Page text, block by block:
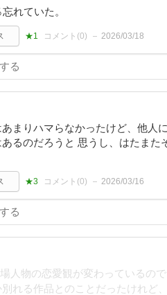
れていた。
★1 コメント(0) 2026/03/18
まりハマらなかったけど、他人
るのだろうと 思うし、はたま
★3 コメント(0) 2026/03/16
人物の恋愛観が変わっているの
別れる作品とのことだったけれど